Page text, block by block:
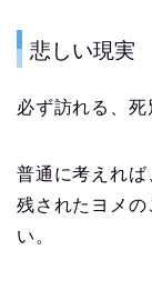
悲しい現実
必ず訪れる、死
普通に考えれ
残されたヨメの
い。